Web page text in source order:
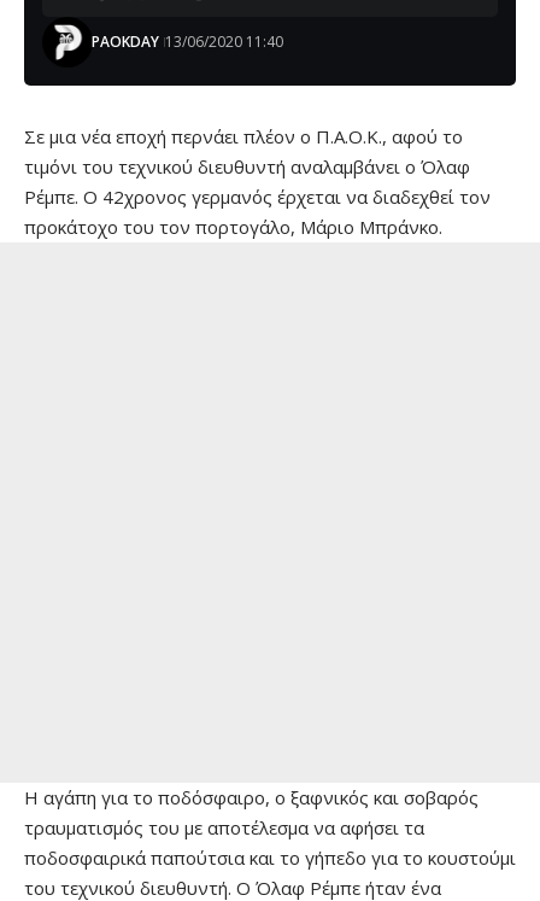
PAOKDAY 13/06/2020 11:40
Σε μια νέα εποχή περνάει πλέον ο Π.Α.Ο.Κ., αφού το
τιμόνι του τεχνικού διευθυντή αναλαμβάνει ο Όλαφ
Ρέμπε. Ο 42χρονος γερμανός έρχεται να διαδεχθεί τον
προκάτοχο του τον πορτογάλο, Μάριο Μπράνκο.
Η αγάπη για το ποδόσφαιρο, ο ξαφνικός και σοβαρός
τραυματισμός του με αποτέλεσμα να αφήσει τα
ποδοσφαιρικά παπούτσια και το γήπεδο για το κουστούμι
του τεχνικού διευθυντή. Ο Όλαφ Ρέμπε ήταν ένα